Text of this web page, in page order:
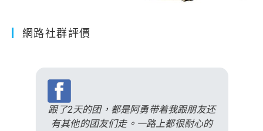
網路社群評價
跟了2天的团，都是阿勇带着我跟朋友还
有其他的团友们走。一路上都很耐心的